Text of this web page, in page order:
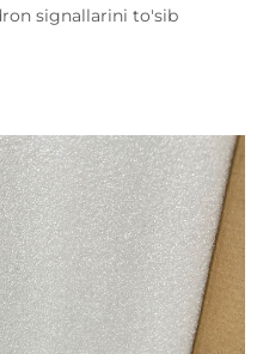
signallarini to'sib